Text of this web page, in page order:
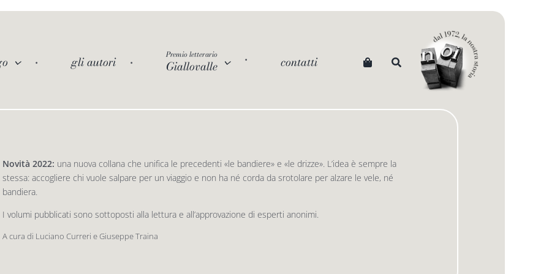
gli autori Premio letterario
Giallovalle contatti
Novità 2022: una nuova collana che unifica le precedenti «le bandiere» e «le drizze». L’idea è sempre la
stessa: accogliere chi vuole salpare per un viaggio e non ha né corda da srotolare per alzare le vele, né
bandiera.
I volumi pubblicati sono sottoposti alla lettura e all’approvazione di esperti anonimi.
A cura di Luciano Curreri e Giuseppe Traina